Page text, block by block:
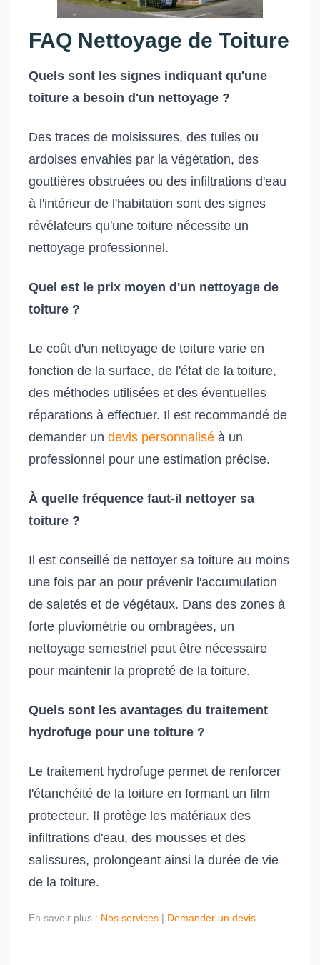
FAQ Nettoyage de Toiture
Quels sont les signes indiquant qu'une
toiture a besoin d'un nettoyage ?
Des traces de moisissures, des tuiles ou
ardoises envahies par la végétation, des
gouttières obstruées ou des infiltrations d'eau
à l'intérieur de l'habitation sont des signes
révélateurs qu'une toiture nécessite un
nettoyage professionnel.
Quel est le prix moyen d'un nettoyage de
toiture ?
Le coût d'un nettoyage de toiture varie en
fonction de la surface, de l'état de la toiture,
des méthodes utilisées et des éventuelles
réparations à effectuer. Il est recommandé de
demander un devis personnalisé à un
professionnel pour une estimation précise.
À quelle fréquence faut-il nettoyer sa
toiture ?
Il est conseillé de nettoyer sa toiture au moins
une fois par an pour prévenir l'accumulation
de saletés et de végétaux. Dans des zones à
forte pluviométrie ou ombragées, un
nettoyage semestriel peut être nécessaire
pour maintenir la propreté de la toiture.
Quels sont les avantages du traitement
hydrofuge pour une toiture ?
Le traitement hydrofuge permet de renforcer
l'étanchéité de la toiture en formant un film
protecteur. Il protège les matériaux des
infiltrations d'eau, des mousses et des
salissures, prolongeant ainsi la durée de vie
de la toiture.
En savoir plus : Nos services | Demander un devis